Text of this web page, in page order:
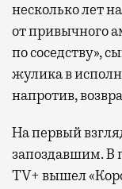
несколько лет
от привычного
по соседству»,
жулика в
напротив,
На первый
запоздавшим. В
TV+ вышел